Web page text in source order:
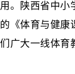
用。
陕西省中小
的《体育与健康
们广大一线体育